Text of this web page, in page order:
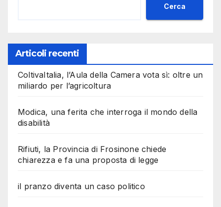
Cerca
Articoli recenti
ColtivaItalia, l’Aula della Camera vota sì: oltre un
miliardo per l’agricoltura
Modica, una ferita che interroga il mondo della
disabilità
Rifiuti, la Provincia di Frosinone chiede
chiarezza e fa una proposta di legge
il pranzo diventa un caso politico